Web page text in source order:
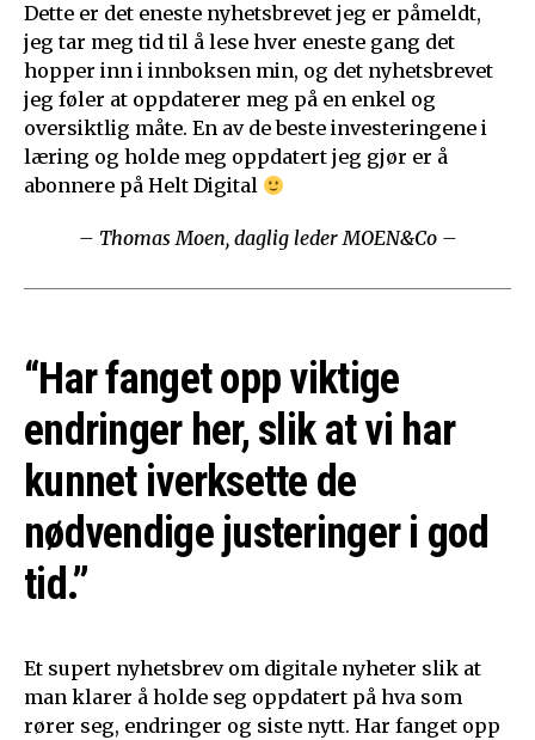
Dette er det eneste nyhetsbrevet jeg er påmeldt,
jeg tar meg tid til å lese hver eneste gang det
hopper inn i innboksen min, og det nyhetsbrevet
jeg føler at oppdaterer meg på en enkel og
oversiktlig måte. En av de beste investeringene i
læring og holde meg oppdatert jeg gjør er å
abonnere på Helt Digital
– Thomas Moen, daglig leder MOEN&Co –
“Har fanget opp viktige
endringer her, slik at vi har
kunnet iverksette de
nødvendige justeringer i god
tid.”
Et supert nyhetsbrev om digitale nyheter slik at
man klarer å holde seg oppdatert på hva som
rører seg, endringer og siste nytt. Har fanget opp